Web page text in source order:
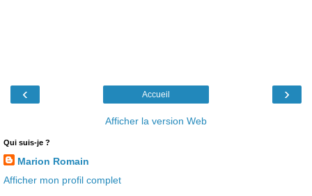
‹ ›
Accueil
Afficher la version Web
Qui suis-je ?
Marion Romain
Afficher mon profil complet